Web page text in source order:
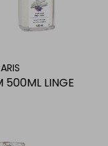
500ML LINGE